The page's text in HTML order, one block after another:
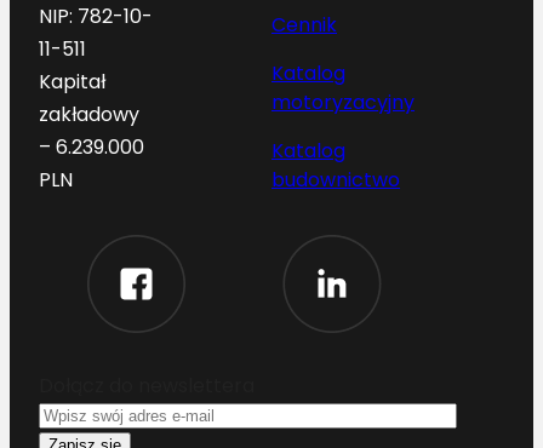
NIP: 782-10-
11-511
Kapitał
zakładowy
– 6.239.000
PLN
Cennik
Katalog
motoryzacyjny
Katalog
budownictwo